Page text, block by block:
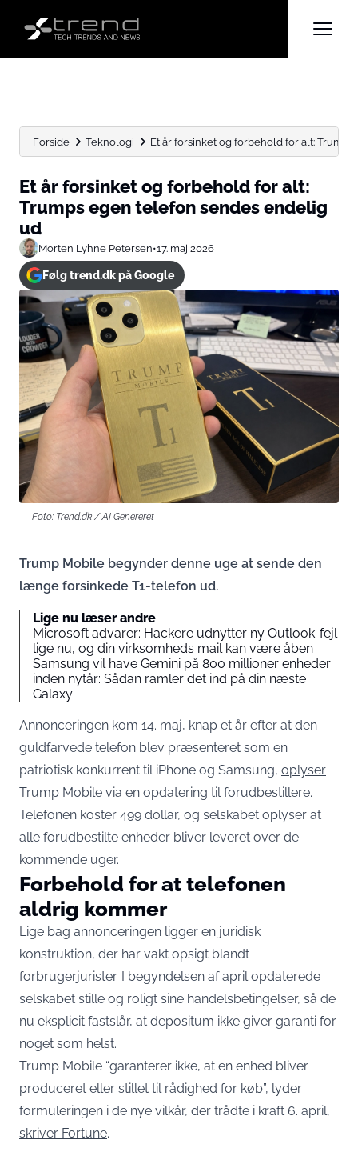
Forside Teknologi Et år forsinket og forbehold for alt: Trumps
Et år forsinket og forbehold for alt:
Trumps egen telefon sendes endelig
ud
Morten Lyhne Petersen•17. maj 2026
Følg trend.dk på Google
Foto: Trend.dk / AI Genereret
Trump Mobile begynder denne uge at sende den
længe forsinkede T1-telefon ud.
Lige nu læser andre
Microsoft advarer: Hackere udnytter ny Outlook-fejl
lige nu, og din virksomheds mail kan være åben
Samsung vil have Gemini på 800 millioner enheder
inden nytår: Sådan ramler det ind på din næste
Galaxy
Annonceringen kom 14. maj, knap et år efter at den
guldfarvede telefon blev præsenteret som en
patriotisk konkurrent til iPhone og Samsung, oplyser
Trump Mobile via en opdatering til forudbestillere.
Telefonen koster 499 dollar, og selskabet oplyser at
alle forudbestilte enheder bliver leveret over de
kommende uger.
Forbehold for at telefonen
aldrig kommer
Lige bag annonceringen ligger en juridisk
konstruktion, der har vakt opsigt blandt
forbrugerjurister. I begyndelsen af april opdaterede
selskabet stille og roligt sine handelsbetingelser, så de
nu eksplicit fastslår, at depositum ikke giver garanti for
noget som helst.
Trump Mobile “garanterer ikke, at en enhed bliver
produceret eller stillet til rådighed for køb”, lyder
formuleringen i de nye vilkår, der trådte i kraft 6. april,
skriver Fortune.